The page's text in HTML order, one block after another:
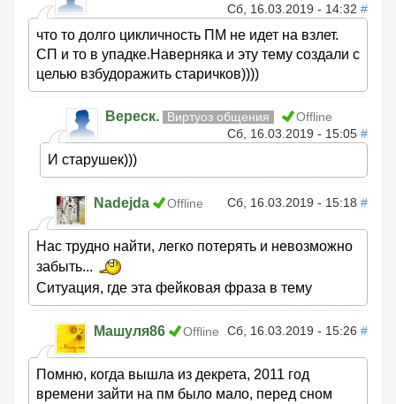
Сб, 16.03.2019 - 14:32 #
что то долго цикличность ПМ не идет на взлет.
СП и то в упадке.Наверняка и эту тему создали с
целью взбудоражить старичков))))
Вереск. Виртуоз общения
Offline
Сб, 16.03.2019 - 15:05 #
И старушек)))
Nadejda Offline Сб, 16.03.2019 - 15:18 #
Нас трудно найти, легко потерять и невозможно
забыть...
Ситуация, где эта фейковая фраза в тему
Машуля86 Offline Сб, 16.03.2019 - 15:26 #
Помню, когда вышла из декрета, 2011 год
времени зайти на пм было мало, перед сном